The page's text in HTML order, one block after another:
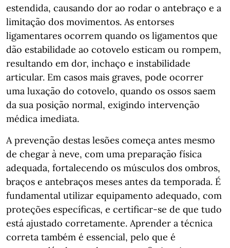
estendida, causando dor ao rodar o antebraço e a
limitação dos movimentos. As entorses
ligamentares ocorrem quando os ligamentos que
dão estabilidade ao cotovelo esticam ou rompem,
resultando em dor, inchaço e instabilidade
articular. Em casos mais graves, pode ocorrer
uma luxação do cotovelo, quando os ossos saem
da sua posição normal, exigindo intervenção
médica imediata.
A prevenção destas lesões começa antes mesmo
de chegar à neve, com uma preparação física
adequada, fortalecendo os músculos dos ombros,
braços e antebraços meses antes da temporada. É
fundamental utilizar equipamento adequado, com
proteções específicas, e certificar-se de que tudo
está ajustado corretamente. Aprender a técnica
correta também é essencial, pelo que é